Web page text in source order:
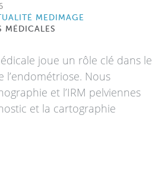
MEDIMAGE
MÉDICALES
joue un rôle clé dans le
l’endométriose. Nous
et l’IRM pelviennes
et la cartographie